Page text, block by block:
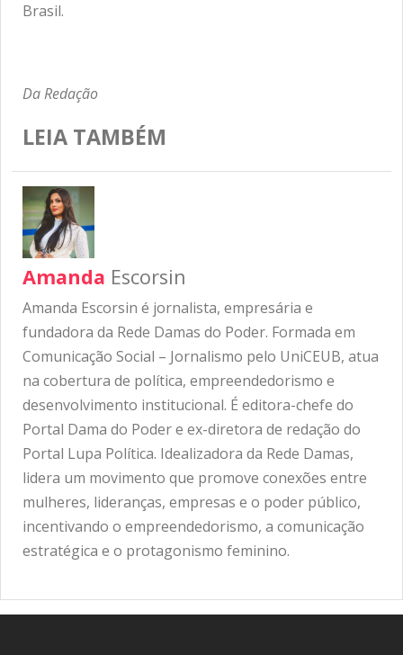
Brasil.
Da Redação
LEIA TAMBÉM
Amanda Escorsin
Amanda Escorsin é jornalista, empresária e
fundadora da Rede Damas do Poder. Formada em
Comunicação Social – Jornalismo pelo UniCEUB, atua
na cobertura de política, empreendedorismo e
desenvolvimento institucional. É editora-chefe do
Portal Dama do Poder e ex-diretora de redação do
Portal Lupa Política. Idealizadora da Rede Damas,
lidera um movimento que promove conexões entre
mulheres, lideranças, empresas e o poder público,
incentivando o empreendedorismo, a comunicação
estratégica e o protagonismo feminino.